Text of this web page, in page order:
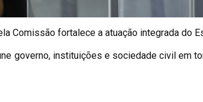
Comissão fortalece a atuação integrada do
governo, instituições e sociedade civil em